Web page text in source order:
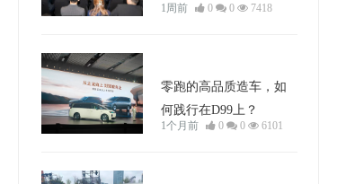
亚的破局与进化
1周前 0 0 7418
零跑的高品质造车，如
何践行在D99上？
1个月前 0 0 6101